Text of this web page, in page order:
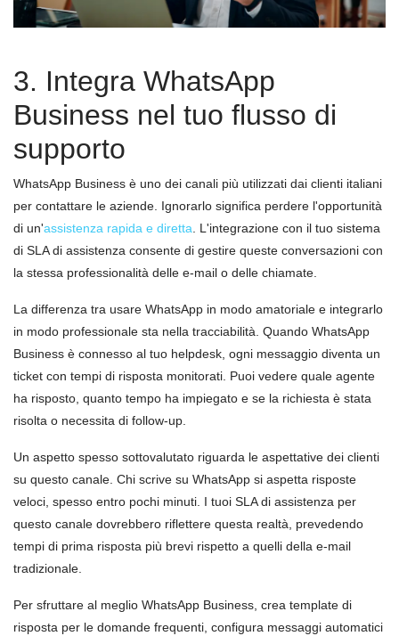
3. Integra WhatsApp
Business nel tuo flusso di
supporto
WhatsApp Business è uno dei canali più utilizzati dai clienti italiani
per contattare le aziende. Ignorarlo significa perdere l'opportunità
di un'assistenza rapida e diretta. L'integrazione con il tuo sistema
di SLA di assistenza consente di gestire queste conversazioni con
la stessa professionalità delle e-mail o delle chiamate.
La differenza tra usare WhatsApp in modo amatoriale e integrarlo
in modo professionale sta nella tracciabilità. Quando WhatsApp
Business è connesso al tuo helpdesk, ogni messaggio diventa un
ticket con tempi di risposta monitorati. Puoi vedere quale agente
ha risposto, quanto tempo ha impiegato e se la richiesta è stata
risolta o necessita di follow-up.
Un aspetto spesso sottovalutato riguarda le aspettative dei clienti
su questo canale. Chi scrive su WhatsApp si aspetta risposte
veloci, spesso entro pochi minuti. I tuoi SLA di assistenza per
questo canale dovrebbero riflettere questa realtà, prevedendo
tempi di prima risposta più brevi rispetto a quelli della e-mail
tradizionale.
Per sfruttare al meglio WhatsApp Business, crea template di
risposta per le domande frequenti, configura messaggi automatici